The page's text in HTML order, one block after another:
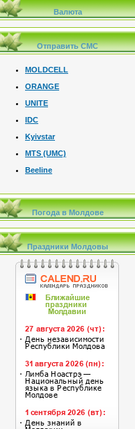
Валюта
Отправить СМС
MOLDCELL
ORANGE
UNITE
IDC
Kyivstar
MTS (UMC)
Beeline
Погода в Молдове
Праздники Молдовы